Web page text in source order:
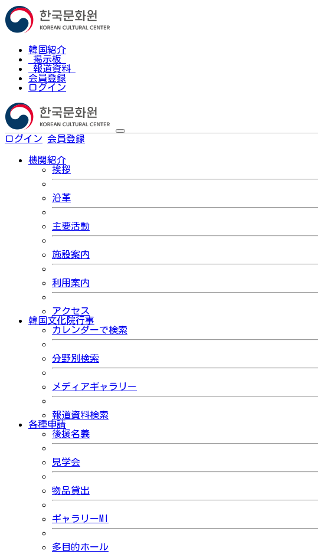
韓国紹介
掲示板
報道資料
会員登録
ログイン
ログイン 会員登録
機関紹介
挨拶
沿革
主要活動
施設案内
利用案内
アクセス
韓国文化院行事
カレンダーで検索
分野別検索
メディアギャラリー
報道資料検索
各種申請
後援名義
見学会
物品貸出
ギャラリーMI
多目的ホール